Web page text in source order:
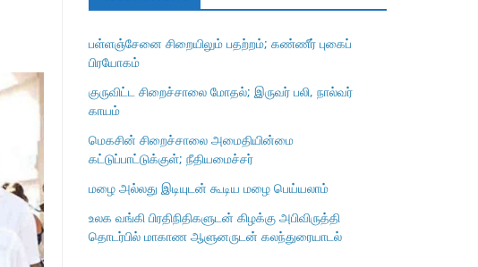
பள்ளஞ்சேனை சிறையிலும் பதற்றம்; கண்ணீர் புகைப்
பிரயோகம்
குருவிட்ட சிறைச்சாலை மோதல்; இருவர் பலி, நால்வர்
காயம்
மெகசின் சிறைச்சாலை அமைதியின்மை
கட்டுப்பாட்டுக்குள்; நீதியமைச்சர்
மழை அல்லது இடியுடன் கூடிய மழை பெய்யலாம்
உலக வங்கி பிரதிநிதிகளுடன் கிழக்கு அபிவிருத்தி
தொடர்பில் மாகாண ஆளுனருடன் கலந்துரையாடல்